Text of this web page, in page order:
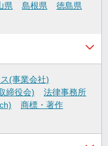
県 島根県
徳島県
(事業会社)
締役会)
法律事務所
商標・著作